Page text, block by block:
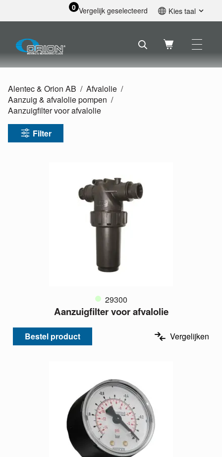
0 Vergelijk geselecteerd Kies taal
Svenska
Français
Nederlands
Alentec & Orion AB
Afvalolie
Aanzuig & afvalolie pompen
Aanzuigfilter voor afvalolie
Filter
29300
Aanzuigfilter voor afvalolie
Bestel product Vergelijken